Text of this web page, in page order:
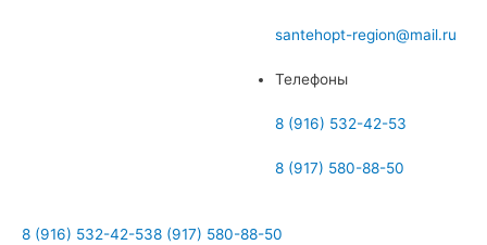
santehopt-region@mail.ru
Телефоны
8 (916) 532-42-53
8 (917) 580-88-50
8 (916) 532-42-538 (917) 580-88-50